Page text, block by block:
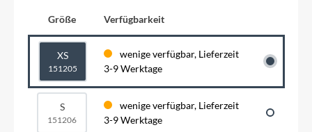
Größe Verfügbarkeit
XS
151205
wenige verfügbar, Lieferzeit
3-9 Werktage
S
151206
wenige verfügbar, Lieferzeit
3-9 Werktage